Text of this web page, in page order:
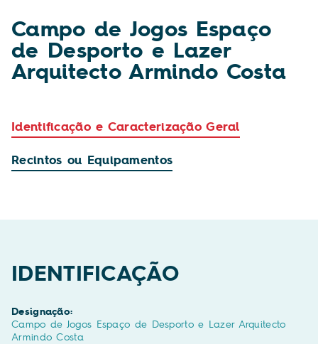
Campo de Jogos Espaço
de Desporto e Lazer
Arquitecto Armindo Costa
Identificação e Caracterização Geral
Recintos ou Equipamentos
IDENTIFICAÇÃO
Designação:
Campo de Jogos Espaço de Desporto e Lazer Arquitecto
Armindo Costa